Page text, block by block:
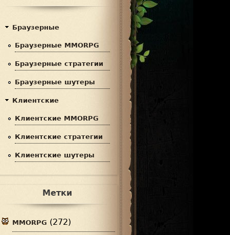
Браузерные
Браузерные MMORPG
Браузерные стратегии
Браузерные шутеры
Клиентские
Клиентские MMORPG
Клиентские стратегии
Клиентские шутеры
Метки
MMORPG (272)